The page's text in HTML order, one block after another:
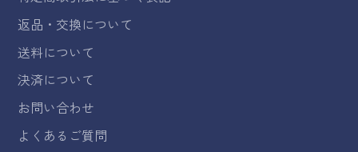
返品・交換について
送料について
決済について
お問い合わせ
よくあるご質問